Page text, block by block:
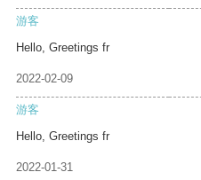
游客
Hello, Greetings fr
2022-02-09
游客
Hello, Greetings fr
2022-01-31